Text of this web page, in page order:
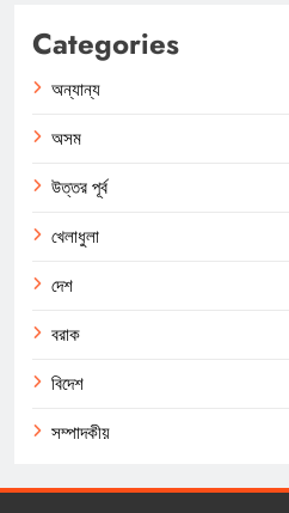
Categories
অন্যান্য
অসম
উত্তর পূর্ব
খেলাধুলা
দেশ
বরাক
বিদেশ
সম্পাদকীয়